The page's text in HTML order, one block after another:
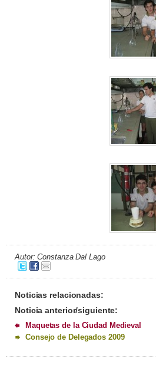
Autor: Constanza Dal Lago
Noticias relacionadas:
Noticia anterior/siguiente:
Maquetas de la Ciudad Medieval
Consejo de Delegados 2009